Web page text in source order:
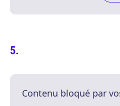
Contenu bloqué par